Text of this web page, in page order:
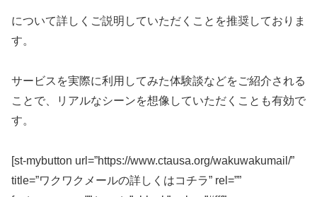
について詳しくご説明していただくことを推奨しておりま
す。
サービスを実際に利用してみた体験談などをご紹介される
ことで、リアルなシーンを想像していただくことも有効で
す。
[st-mybutton url=”https://www.ctausa.org/wakuwakumail/”
title=”ワクワクメールの詳しくはコチラ” rel=””